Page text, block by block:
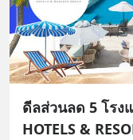
ดีลส่วนลด 5 โรง
HOTELS &